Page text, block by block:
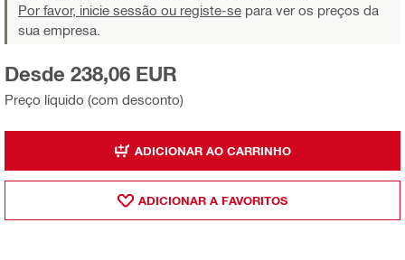
Por favor, inicie sessão ou registe-se para ver os preços da
sua empresa.
Preço líquido (com desconto)
Desde 238,06 EUR
ADICIONAR AO CARRINHO
ADICIONAR A FAVORITOS